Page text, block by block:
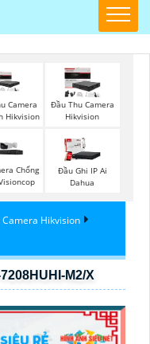
Camera
Hikvision
Đầu Thu Camera
Hikvision
Chống
Đầu Ghi IP Ai
Dahua
Hikvision
M2/X